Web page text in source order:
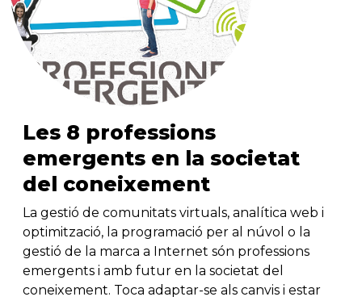
Les 8 professions
emergents en la societat
del coneixement
La gestió de comunitats virtuals, analítica web i
optimització, la programació per al núvol o la
gestió de la marca a Internet són professions
emergents i amb futur en la societat del
coneixement. Toca adaptar-se als canvis i estar